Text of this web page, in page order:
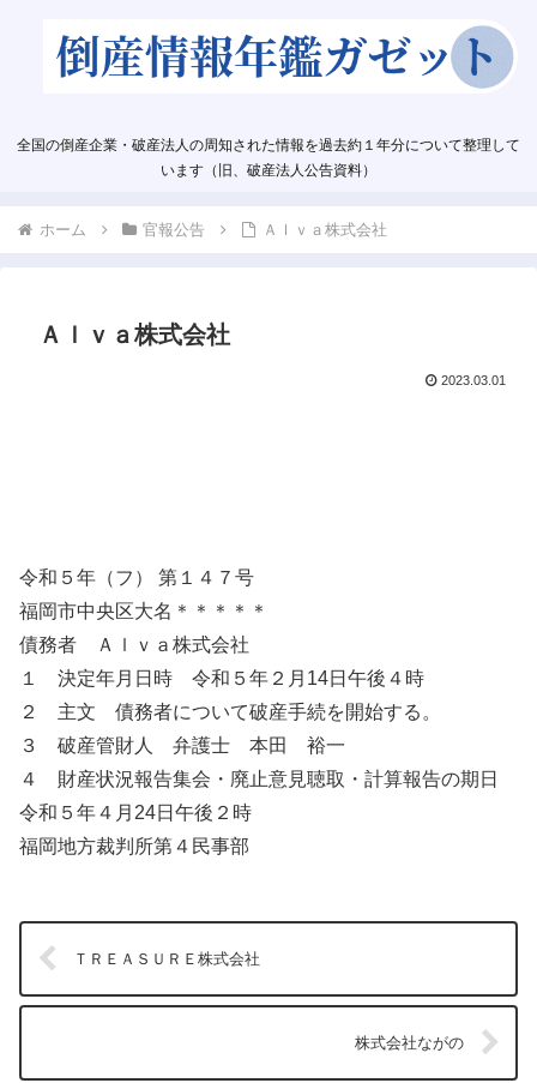
全国の倒産企業・破産法人の周知された情報を過去約１年分について整理して
います（旧、破産法人公告資料）
ホーム 官報公告 Ａｌｖａ株式会社
Ａｌｖａ株式会社
2023.03.01
令和５年（フ） 第１４７号
福岡市中央区大名＊＊＊＊＊
債務者 Ａｌｖａ株式会社
１ 決定年月日時 令和５年２月14日午後４時
２ 主文 債務者について破産手続を開始する。
３ 破産管財人 弁護士 本田 裕一
４ 財産状況報告集会・廃止意見聴取・計算報告の期日
令和５年４月24日午後２時
福岡地方裁判所第４民事部
ＴＲＥＡＳＵＲＥ株式会社
株式会社ながの